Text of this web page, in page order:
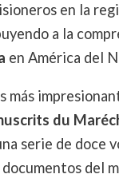
en la
a la
en América del
más
du
serie de doce
del